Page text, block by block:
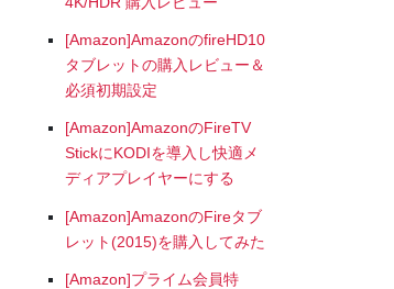
[Amazon]AmazonのfireHD10
タブレットの購入レビュー＆
必須初期設定
[Amazon]AmazonのFireTV
StickにKODIを導入し快適メ
ディアプレイヤーにする
[Amazon]AmazonのFireタブ
レット(2015)を購入してみた
[Amazon]プライム会員特